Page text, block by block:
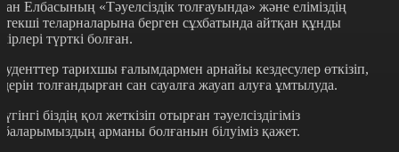
Елбасының «Тәуелсіздік толғауында» және еліміздің
теларналарына берген сұхбатында айтқан құнды
түрткі болған.
тарихшы ғалымдармен арнайы кездесулер өткізіп,
толғандырған сан сауалға жауап алуға ұмтылуда.
біздің қол жеткізіп отырған тәуелсіздігіміз
арманы болғанын білуіміз қажет.